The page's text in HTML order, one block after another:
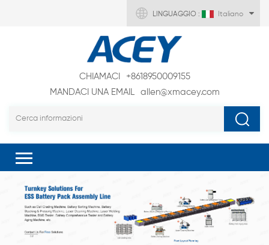
LINGUAGGIO : Italiano
CHIAMACI
+8618950009155
MANDACI UNA EMAIL
allen@xmacey.com